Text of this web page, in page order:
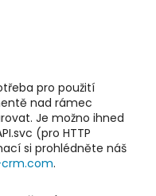
pro použití
nad rámec
Je možno ihned
(pro HTTP
si prohlédněte náš
.